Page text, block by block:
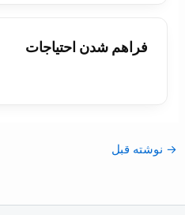
فراهم شدن احتياجات
→ نوشته قبل